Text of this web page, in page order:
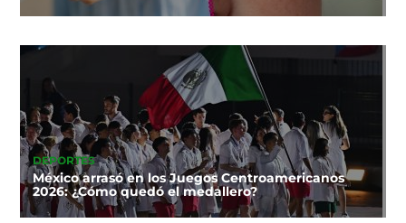
DEPORTES
México arrasó en los Juegos Centroamericanos
2026: ¿Cómo quedó el medallero?